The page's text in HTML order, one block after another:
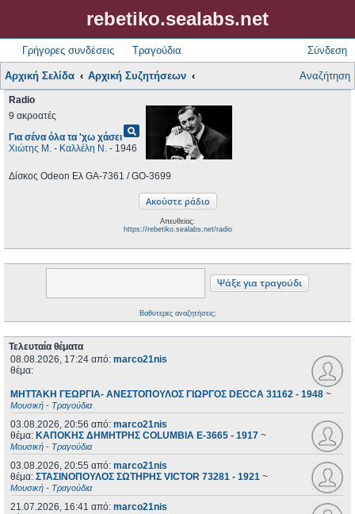
rebetiko.sealabs.net
Γρήγορες συνδέσεις Τραγούδια Σύνδεση
Αρχική Σελίδα Αρχική Συζητήσεων Αναζήτηση
Radio
9 ακροατές
Για σένα όλα τα 'χω χάσειpageview
Χιώτης Μ. - Καλλέλη Ν. - 1946
Δίσκος Odeon Ελ GA-7361 / GO-3699
Απευθείας:
https://rebetiko.sealabs.net/radio
Βαθύτερες αναζητήσεις;
Τελευταία θέματα
08.08.2026, 17:24 από: marco21nis
θέμα:
ΜΗΤΤΑΚΗ ΓΕΩΡΓΙΑ- ΑΝΕΣΤΟΠΟΥΛΟΣ ΓΙΩΡΓΟΣ DECCA 31162 - 1948 ~
Μουσική - Τραγούδια
03.08.2026, 20:56 από: marco21nis
θέμα: ΚΑΠΟΚΗΣ ΔΗΜΗΤΡΗΣ COLUMBIA E-3665 - 1917 ~
Μουσική - Τραγούδια
03.08.2026, 20:55 από: marco21nis
θέμα: ΣΤΑΣΙΝΟΠΟΥΛΟΣ ΣΩΤΗΡΗΣ VICTOR 73281 - 1921 ~
Μουσική - Τραγούδια
21.07.2026, 16:41 από: marco21nis